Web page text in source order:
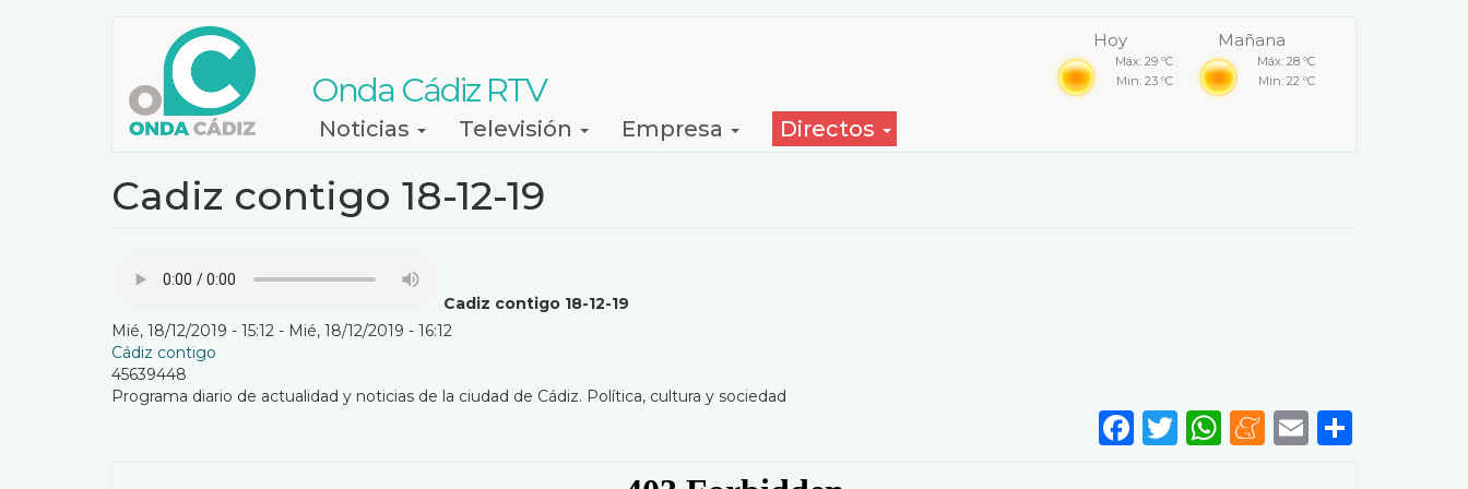
Onda Cádiz RTV
Hoy
Máx: 29 ºC
Min: 23 ºC
Mañana
Máx: 28 ºC
Min: 22 ºC
NavegaciónNoticias Televisión Empresa Directos
Cadiz contigo 18-12-19
Cadiz contigo 18-12-19
Mié, 18/12/2019 - 15:12 - Mié, 18/12/2019 - 16:12
Cádiz contigo
45639448
Programa diario de actualidad y noticias de la ciudad de Cádiz. Política, cultura y sociedad
Facebook
Twitter
WhatsApp
Meneame
Email